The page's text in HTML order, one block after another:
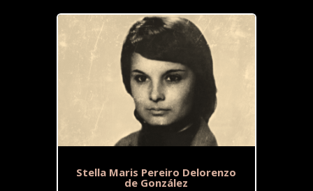
Stella Maris Pereiro Delorenzo
de González